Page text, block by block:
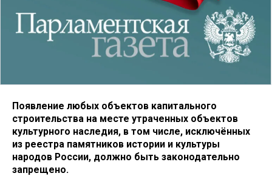
Появление любых объектов капитального
строительства на месте утраченных объектов
культурного наследия, в том числе, исключённых
из реестра памятников истории и культуры
народов России, должно быть законодательно
запрещено.